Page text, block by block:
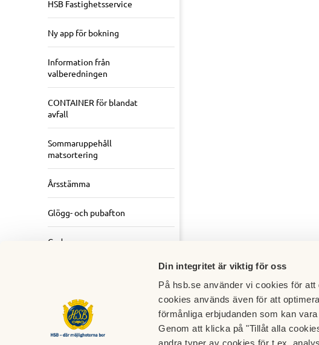
Din integritet är viktig för oss
På hsb.se använder vi cookies för
cookies används även för att
förmånliga erbjudanden som kan
Genom att klicka på "Tillåt alla
HSB Fastighetsservice
Ny app för bokning
Information från
valberedningen
CONTAINER för blandat
avfall
Sommaruppehåll
matsortering
Årsstämma
Glögg- och pubafton
God granne